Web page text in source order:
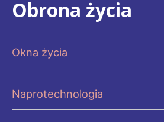
Obrona życia
Okna życia
Naprotechnologia